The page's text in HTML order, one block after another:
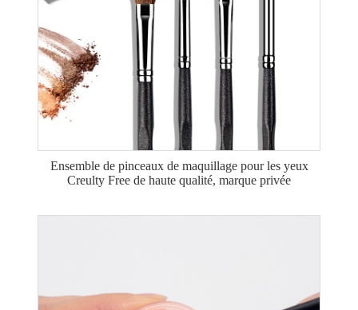
Ensemble de pinceaux de maquillage pour les yeux
Creulty Free de haute qualité, marque privée